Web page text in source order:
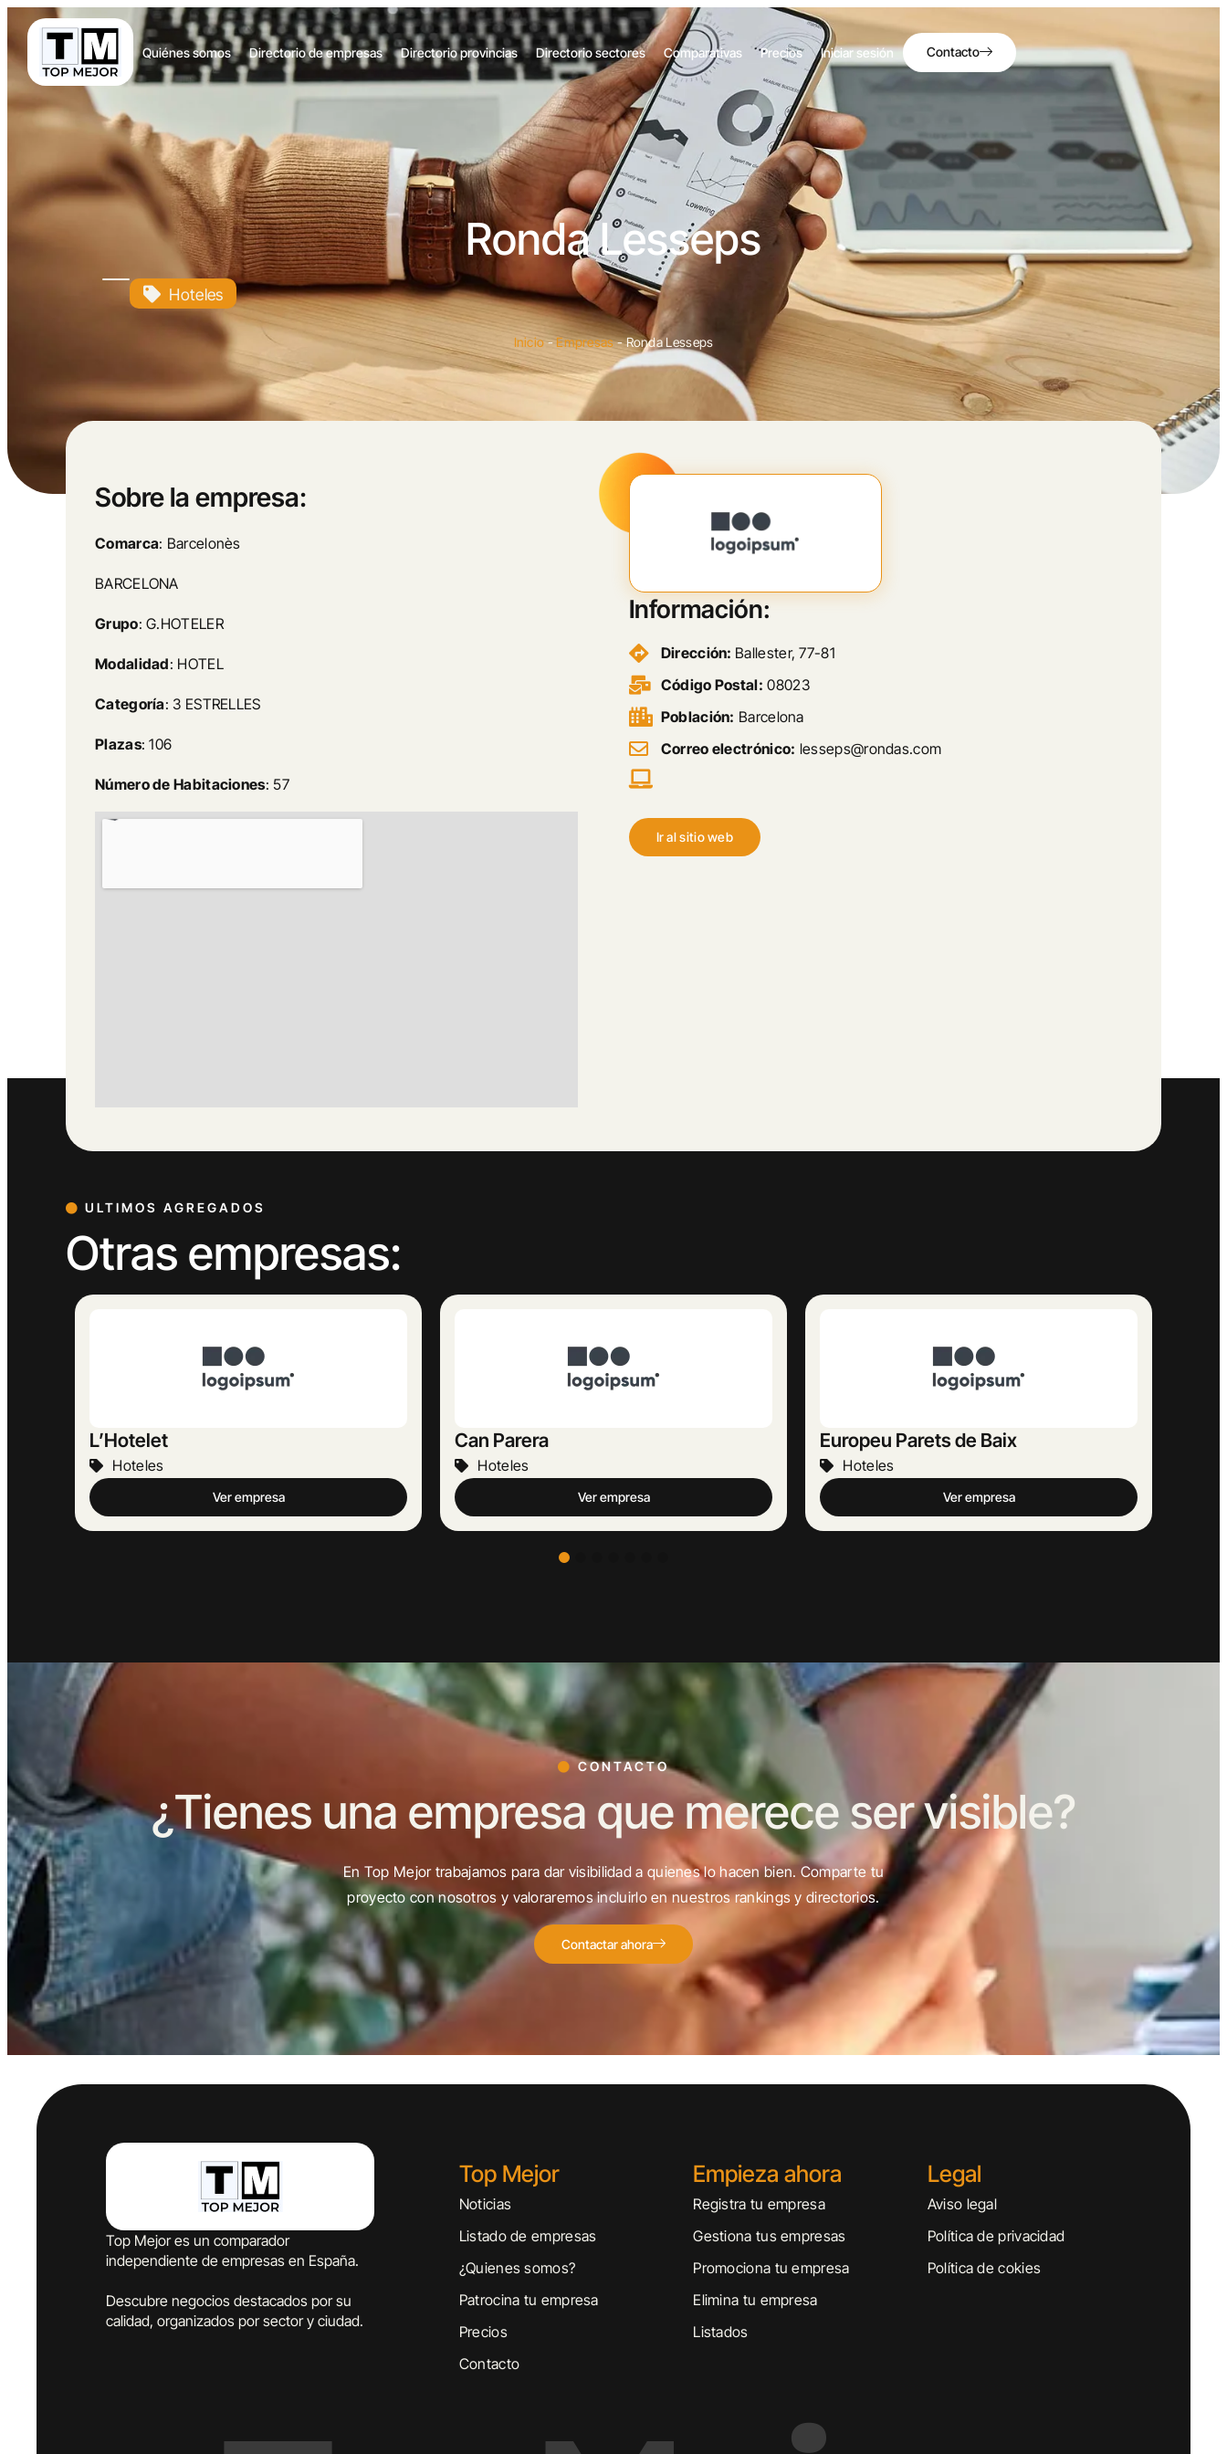
Quiénes somos Directorio de empresas Directorio provincias Directorio sectores Comparativas Precios Iniciar sesión Contacto
Ronda Lesseps
Hoteles
Inicio -Empresas-Ronda Lesseps
Sobre la empresa:
Comarca: Barcelonès
BARCELONA
Grupo: G.HOTELER
Modalidad: HOTEL
Categoría: 3 ESTRELLES
Plazas: 106
Número de Habitaciones: 57
Información:
Dirección: Ballester, 77-81
Código Postal: 08023
Población: Barcelona
Correo electrónico: lesseps@rondas.com
Ir al sitio web
ULTIMOS AGREGADOS
Otras empresas:
Can Parera
Hoteles
Ver empresa
Europeu Parets de Baix
Hoteles
Ver empresa
Llobera
Hoteles
Ver empresa
CONTACTO
¿Tienes una empresa que merece ser visible?
En Top Mejor trabajamos para dar visibilidad a quienes lo hacen bien. Comparte tu
proyecto con nosotros y valoraremos incluirlo en nuestros rankings y directorios.
Contactar ahora
Top Mejor es un comparador
independiente de empresas en España.
Descubre negocios destacados por su
calidad, organizados por sector y ciudad.
Top Mejor
Noticias
Listado de empresas
¿Quienes somos?
Patrocina tu empresa
Precios
Contacto
Empieza ahora
Registra tu empresa
Gestiona tus empresas
Promociona tu empresa
Elimina tu empresa
Listados
Legal
Aviso legal
Política de privacidad
Política de cokies